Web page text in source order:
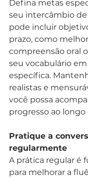
Defina metas
seu intercâmbio de
pode incluir
prazo, como
compreensão oral
seu vocabulário
específica.
realistas e
você possa
progresso ao
Pratique a
regularmente
A prática regular é
para melhorar a